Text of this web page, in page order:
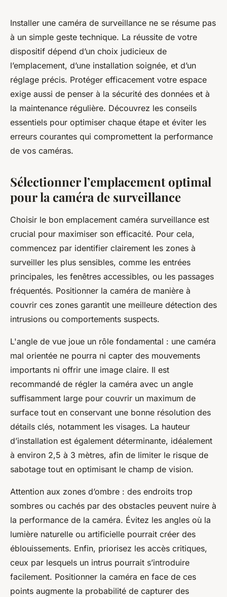
Top conseils pour installer une
caméra de surveillance
efficacement
Soan•15 juillet 2025•7 min de lecture
Installer une caméra de surveillance ne se résume pas
à un simple geste technique. La réussite de votre
dispositif dépend d’un choix judicieux de
l’emplacement, d’une installation soignée, et d’un
réglage précis. Protéger efficacement votre espace
exige aussi de penser à la sécurité des données et à
la maintenance régulière. Découvrez les conseils
essentiels pour optimiser chaque étape et éviter les
erreurs courantes qui compromettent la performance
de vos caméras.
Sélectionner l’emplacement optimal
pour la caméra de surveillance
Choisir le bon emplacement caméra surveillance est
crucial pour maximiser son efficacité. Pour cela,
commencez par identifier clairement les zones à
surveiller les plus sensibles, comme les entrées
principales, les fenêtres accessibles, ou les passages
fréquentés. Positionner la caméra de manière à
couvrir ces zones garantit une meilleure détection des
intrusions ou comportements suspects.
L'angle de vue joue un rôle fondamental : une caméra
mal orientée ne pourra ni capter des mouvements
importants ni offrir une image claire. Il est
recommandé de régler la caméra avec un angle
suffisamment large pour couvrir un maximum de
surface tout en conservant une bonne résolution des
détails clés, notamment les visages. La hauteur
d’installation est également déterminante, idéalement
à environ 2,5 à 3 mètres, afin de limiter le risque de
sabotage tout en optimisant le champ de vision.
Attention aux zones d’ombre : des endroits trop
sombres ou cachés par des obstacles peuvent nuire à
la performance de la caméra. Évitez les angles où la
lumière naturelle ou artificielle pourrait créer des
éblouissements. Enfin, priorisez les accès critiques,
ceux par lesquels un intrus pourrait s’introduire
facilement. Positionner la caméra en face de ces
points augmente la probabilité de capturer des